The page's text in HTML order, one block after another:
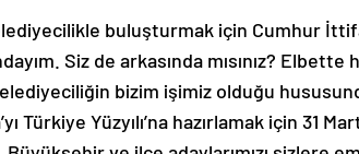
Siz de arkasında mısınız?
bizim işimiz olduğu
Türkiye Yüzyılı’na hazırlamak için 31
ve ilçe adaylarımızı sizlere